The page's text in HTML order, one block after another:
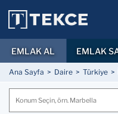
Ana Sayfa Daire Türkiye
EMLAK AL EMLAK